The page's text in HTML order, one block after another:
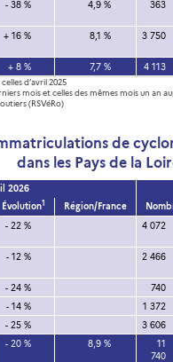
- 38 % 4,9 % 363
+ 16 % 8,1 % 3 750
+ 8 % 7,7 % 4 113
d’avril 2025
mois et celles des mêmes mois un an
(RSVéRo)
de
dans les Pays de la
2026
Évolution1 Région/France
- 22 % 4 072
- 12 % 2 466
- 24 %
740
- 14 %
1 372
- 25 %
3 606
- 20 % 8,9 %
11
740